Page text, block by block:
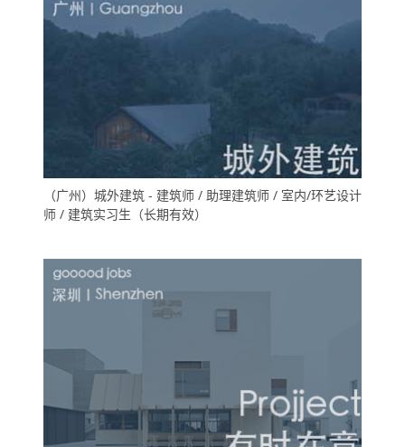
（广州）城外建筑 - 建筑师 / 助理建筑师 / 室内/环艺设计
师 / 建筑实习生（长期有效）